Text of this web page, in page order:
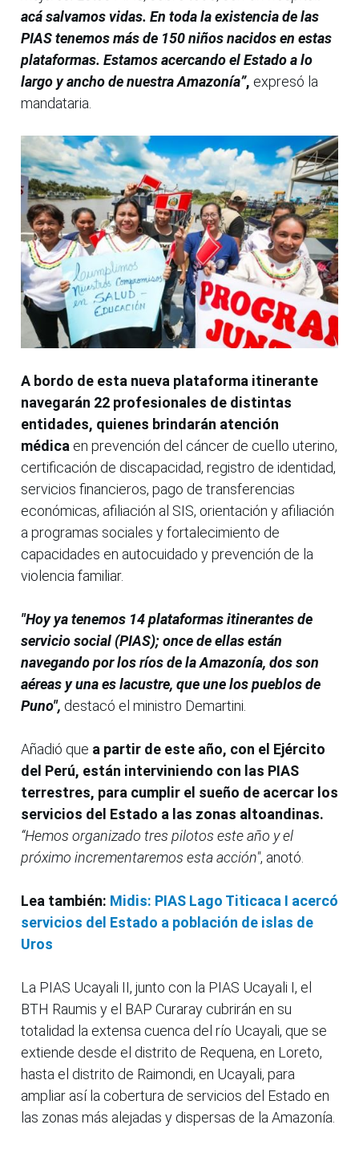
acá salvamos vidas. En toda la existencia de las
PIAS tenemos más de 150 niños nacidos en estas
plataformas. Estamos acercando el Estado a lo
largo y ancho de nuestra Amazonía”, expresó la
mandataria.
A bordo de esta nueva plataforma itinerante
navegarán 22 profesionales de distintas
entidades, quienes brindarán atención
médica en prevención del cáncer de cuello uterino,
certificación de discapacidad, registro de identidad,
servicios financieros, pago de transferencias
económicas, afiliación al SIS, orientación y afiliación
a programas sociales y fortalecimiento de
capacidades en autocuidado y prevención de la
violencia familiar.
"Hoy ya tenemos 14 plataformas itinerantes de
servicio social (PIAS);once de ellas están
navegando por los ríos de la Amazonía, dos son
aéreas y una es lacustre, que une los pueblos de
Puno", destacó el ministro Demartini.
Añadió que a partir de este año, con el Ejército
del Perú, están interviniendo con las PIAS
terrestres, para cumplir el sueño de acercar los
servicios del Estado a las zonas altoandinas.
“Hemos organizado tres pilotos este año y el
próximo incrementaremos esta acción", anotó.
Lea también: Midis: PIAS Lago Titicaca I acercó
servicios del Estado a población de islas de
Uros
La PIAS Ucayali II, junto con la PIAS Ucayali I, el
BTH Raumis y el BAP Curaray cubrirán en su
totalidad la extensa cuenca del río Ucayali, que se
extiende desde el distrito de Requena, en Loreto,
hasta el distrito de Raimondi, en Ucayali, para
ampliar así la cobertura de servicios del Estado en
las zonas más alejadas y dispersas de la Amazonía.